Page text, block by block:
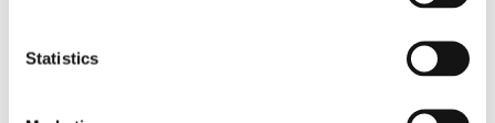
Statistics
streaks in my